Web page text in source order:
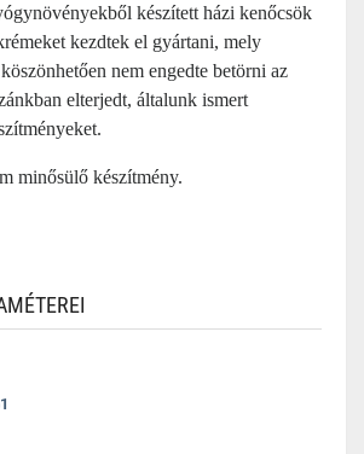
készített házi kenőcsök
kezdtek el gyártani, mely
nem engedte betörni az
elterjedt, általunk ismert
minősülő készítmény.